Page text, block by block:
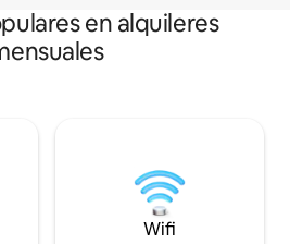
en alquileres
Wifi